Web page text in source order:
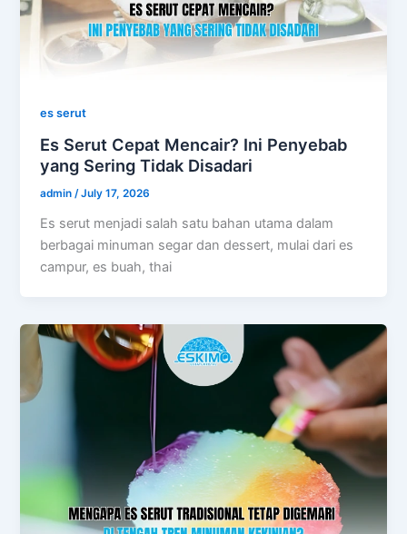
es serut
Es Serut Cepat Mencair? Ini Penyebab
yang Sering Tidak Disadari
admin /July 17, 2026
Es serut menjadi salah satu bahan utama dalam
berbagai minuman segar dan dessert, mulai dari es
campur, es buah, thai